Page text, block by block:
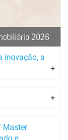
2026
inovação, a
Master